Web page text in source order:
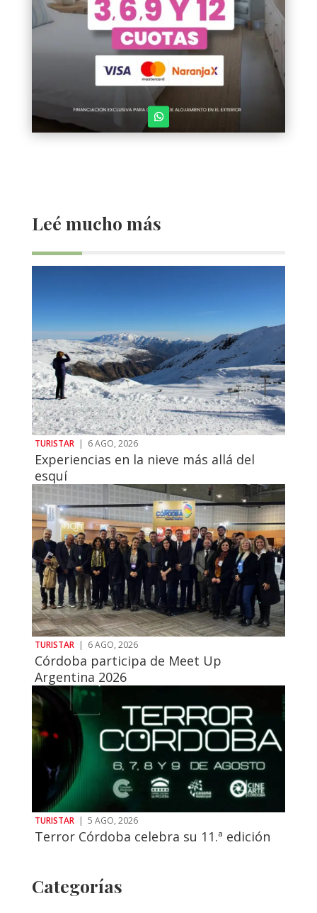
Leé mucho más
TURISTAR | 6 AGO, 2026
Experiencias en la nieve más allá del
esquí
TURISTAR | 6 AGO, 2026
Córdoba participa de Meet Up
Argentina 2026
TURISTAR | 5 AGO, 2026
Terror Córdoba celebra su 11.ª edición
Categorías